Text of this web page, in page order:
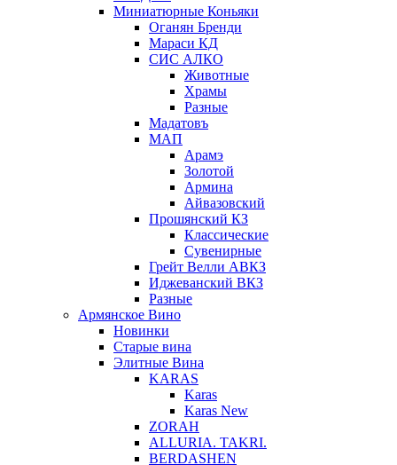
Миниатюрные Коньяки
Оганян Бренди
Мараси КД
СИС АЛКО
Животные
Храмы
Разные
Мадатовъ
МАП
Арамэ
Золотой
Армина
Айвазовский
Прошянский КЗ
Классические
Сувенирные
Грейт Велли АВКЗ
Иджеванский ВКЗ
Разные
Армянское Вино
Новинки
Старые вина
Элитные Вина
KARAS
Karas
Karas New
ZORAH
ALLURIA. TAKRI.
BERDASHEN